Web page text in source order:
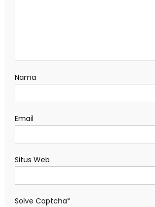
Nama
Email
Situs Web
Solve Captcha*